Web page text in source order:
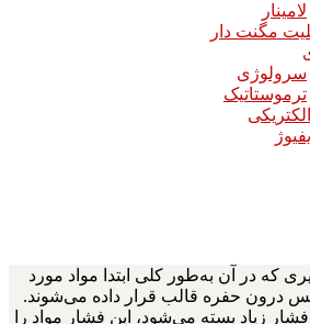
لامینار​​​​​​​
مگنت دار​​​​​​​
سرولوژی
ترموستاتیک
که در آن به‌طور کلی ابتدا مواد مورد
درون حفره قالب قرار داده می‌شوند.
زیاد بسته می‌شود، این فشار مواد را